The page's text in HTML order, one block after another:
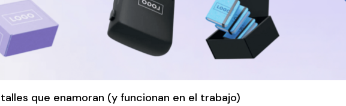
que enamoran (y funcionan en el trabajo)